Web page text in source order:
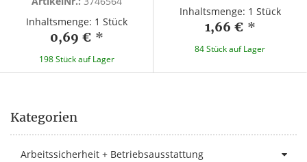
Inhaltsmenge: 1 Stück
0,69 € *
198 Stück auf Lager
Inhaltsmenge: 1 Stück
1,66 € *
84 Stück auf Lager
Kategorien
Arbeitssicherheit + Betriebsausstattung